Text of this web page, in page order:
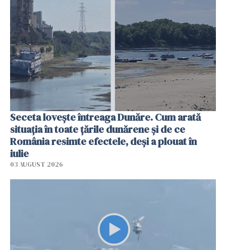
Seceta lovește întreaga Dunăre. Cum arată
situația în toate țările dunărene și de ce
România resimte efectele, deși a plouat în
iulie
03 AUGUST 2026